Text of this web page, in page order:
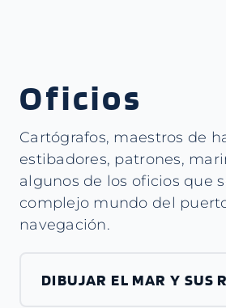
Oficios
Cartógrafos, maestros de
estibadores, patrones,
algunos de los oficios que
complejo mundo del
navegación.
DIBUJAR EL MAR Y SUS